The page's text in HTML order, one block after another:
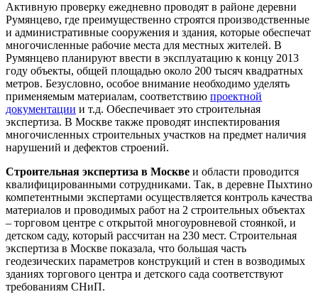
Активную проверку ежедневно проводят в районе деревни
Румянцево, где преимущественно строятся производственные
и административные сооружения и здания, которые обеспечат
многочисленные рабочие места для местных жителей. В
Румянцево планируют ввести в эксплуатацию к концу 2013
году объекты, общей площадью около 200 тысяч квадратных
метров. Безусловно, особое внимание необходимо уделять
применяемым материалам, соответствию проектной
документации и т.д. Обеспечивает это строительная
экспертиза. В Москве также проводят инспектирования
многочисленных строительных участков на предмет наличия
нарушений и дефектов строений.
Строительная экспертиза в Москве и области проводится
квалифицированными сотрудниками. Так, в деревне Пыхтино
компетентными экспертами осуществляется контроль качества
материалов и проводимых работ на 2 строительных объектах
– торговом центре с открытой многоуровневой стоянкой, и
детском саду, который рассчитан на 230 мест. Строительная
экспертиза в Москве показала, что большая часть
геодезических параметров конструкций и стен в возводимых
зданиях торгового центра и детского сада соответствуют
требованиям СНиП.